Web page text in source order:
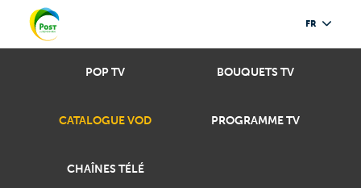
FR
POP TV BOUQUETS TV
CATALOGUE VOD PROGRAMME TV
CHAÎNES TÉLÉ